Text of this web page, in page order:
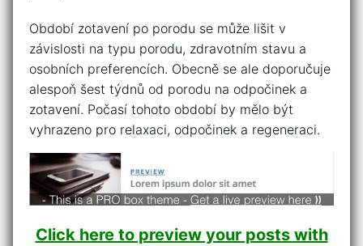
Období zotavení po porodu se může lišit v
závislosti na typu porodu, zdravotním stavu a
osobních preferencích. Obecně se ale doporučuje
alespoň šest týdnů od porodu na odpočinek a
zotavení. Počasí tohoto období by mělo být
vyhrazeno pro relaxaci, odpočinek a regeneraci.
Click here to preview your posts with